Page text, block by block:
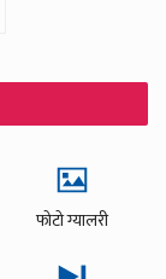
फोटो ग्यालरी